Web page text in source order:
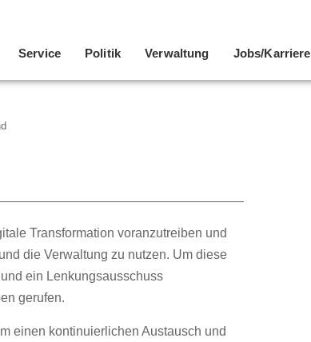
Service Politik Verwaltung Jobs/Karriere
Transformation voranzutreiben und
die Verwaltung zu nutzen. Um diese
ein Lenkungsausschuss
gerufen.
einen kontinuierlichen Austausch und